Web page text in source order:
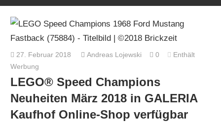
27. Februar 2018 Andreas Lojewski 0
Enthält
Werbung
LEGO® Speed Champions
Neuheiten März 2018 in GALERIA
Kaufhof Online-Shop verfügbar